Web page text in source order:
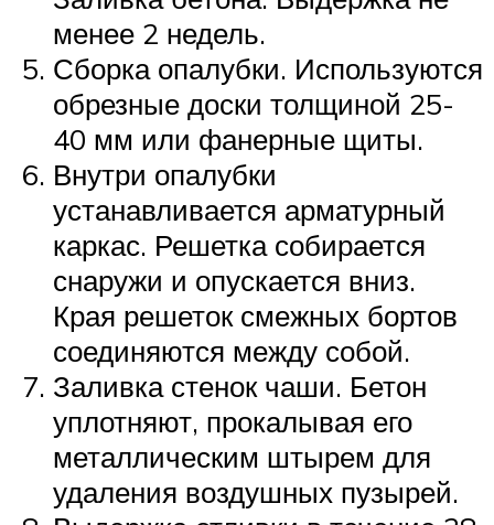
менее 2 недель.
Сборка опалубки. Используются
обрезные доски толщиной 25-
40 мм или фанерные щиты.
Внутри опалубки
устанавливается арматурный
каркас. Решетка собирается
снаружи и опускается вниз.
Края решеток смежных бортов
соединяются между собой.
Заливка стенок чаши. Бетон
уплотняют, прокалывая его
металлическим штырем для
удаления воздушных пузырей.